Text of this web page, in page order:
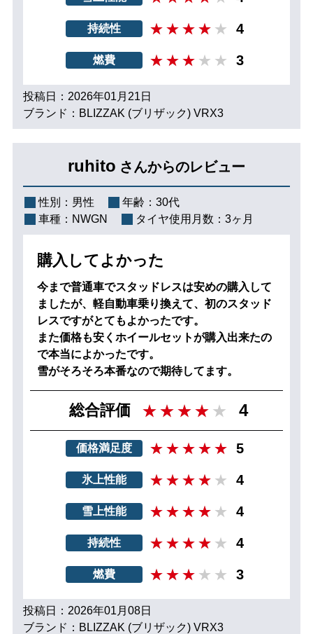
持続性 4
燃費 3
投稿日：2026年01月21日
ブランド：BLIZZAK (ブリザック) VRX3
ruhito さんからのレビュー
性別： 男性 年齢： 30代
車種： NWGN タイヤ使用月数： 3ヶ月
購入してよかった
今まで普通車でスタッドレスは安めの購入して
ましたが、軽自動車乗り換えて、初のスタッド
レスですがとてもよかったです。
また価格も安くホイールセットが購入出来たの
で本当によかったです。
雪がそろそろ本番なので期待してます。
総合評価 4
価格満足度 5
氷上性能 4
雪上性能 4
持続性 4
燃費 3
投稿日：2026年01月08日
ブランド：BLIZZAK (ブリザック) VRX3